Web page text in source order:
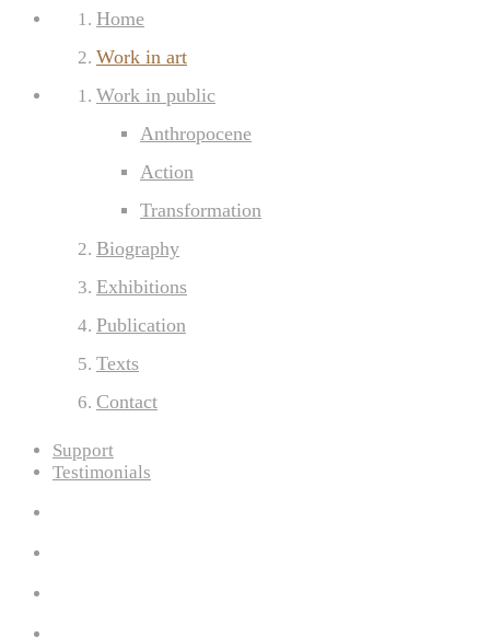
Home
Work in art
Work in public
Anthropocene
Action
Transformation
Biography
Exhibitions
Publication
Texts
Contact
Support
Testimonials